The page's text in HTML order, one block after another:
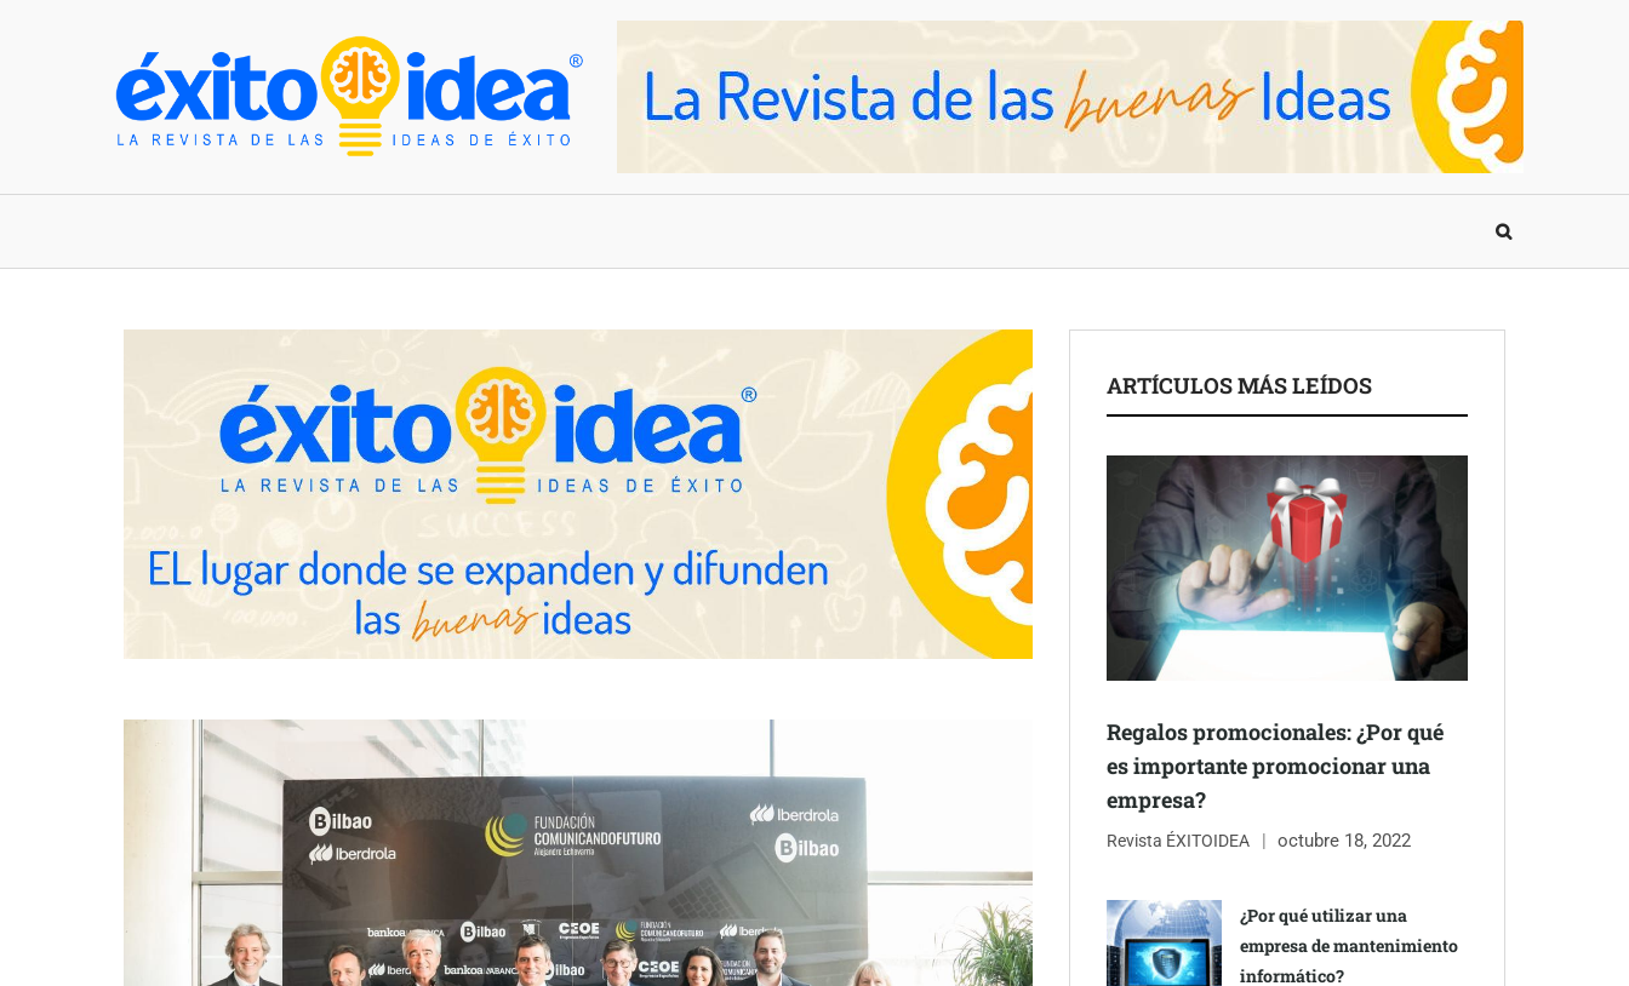
ARTÍCULOS MÁS LEÍDOS
Regalos promocionales: ¿Por qué
es importante promocionar una
empresa?
Revista ÉXITOIDEA octubre 18, 2022
¿Por qué utilizar una
empresa de mantenimiento
informático?